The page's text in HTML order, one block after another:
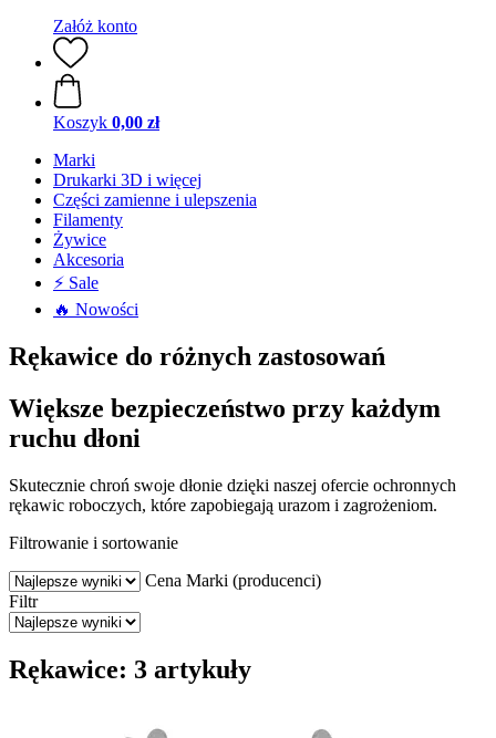
Załóż konto
Koszyk 0,00 zł
Marki
Drukarki 3D i więcej
Części zamienne i ulepszenia
Filamenty
Żywice
Akcesoria
⚡ Sale
🔥 Nowości
Rękawice do różnych zastosowań
Większe bezpieczeństwo przy każdym
ruchu dłoni
Skutecznie chroń swoje dłonie dzięki naszej ofercie ochronnych
rękawic roboczych, które zapobiegają urazom i zagrożeniom.
Filtrowanie i sortowanie
Cena Marki (producenci)
Filtr
Rękawice: 3 artykuły